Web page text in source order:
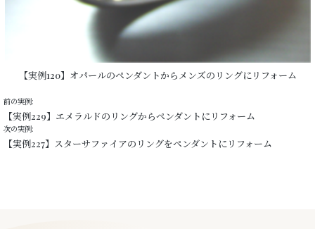
【実例120】オパールのペンダントからメンズのリングにリフォーム
前の実例:
【実例229】エメラルドのリングからペンダントにリフォーム
次の実例:
【実例227】スターサファイアのリングをペンダントにリフォーム